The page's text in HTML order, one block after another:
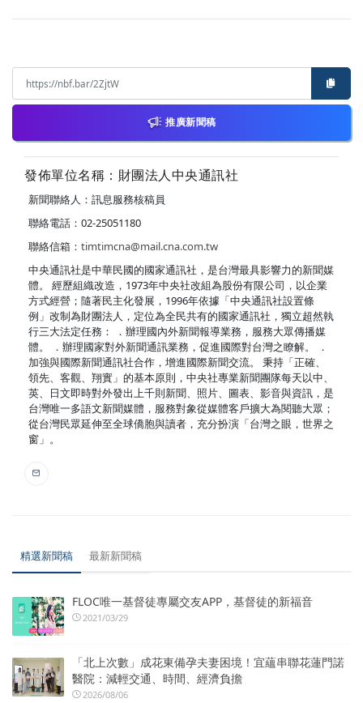
推廣新聞稿
發佈單位名稱：財團法人中央通訊社
新聞聯絡人：訊息服務核稿員
聯絡電話：02-25051180
聯絡信箱： timtimcna@mail.cna.com.tw
中央通訊社是中華民國的國家通訊社，是台灣最具影響力的新聞媒
體。 經歷組織改造，1973年中央社改組為股份有限公司，以企業
方式經營；隨著民主化發展，1996年依據「中央通訊社設置條
例」改制為財團法人，定位為全民共有的國家通訊社，獨立超然執
行三大法定任務： ．辦理國內外新聞報導業務，服務大眾傳播媒
體。 ．辦理國家對外新聞通訊業務，促進國際對台灣之瞭解。 ．
加強與國際新聞通訊社合作，增進國際新聞交流。 秉持「正確、
領先、客觀、翔實」的基本原則，中央社專業新聞團隊每天以中、
英、日文即時對外發出上千則新聞、照片、圖表、影音與資訊，是
台灣唯一多語文新聞媒體，服務對象從媒體客戶擴大為閱聽大眾；
從台灣民眾延伸至全球僑胞與讀者，充分扮演「台灣之眼，世界之
窗」。
精選新聞稿 最新新聞稿
FLOC唯一基督徒專屬交友APP，基督徒的新福音
2021/03/29
「北上次數」成花東備孕夫妻困境！宜蘊串聯花蓮門諾
醫院：減輕交通、時間、經濟負擔
2026/08/06